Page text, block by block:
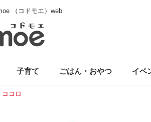
（コドモエ）web
子育て ごはん・おやつ イベ
ココロ